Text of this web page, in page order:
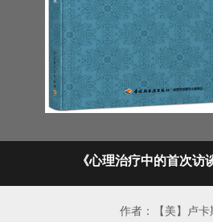
《心理治疗中的首次访
作者：
【美】卢